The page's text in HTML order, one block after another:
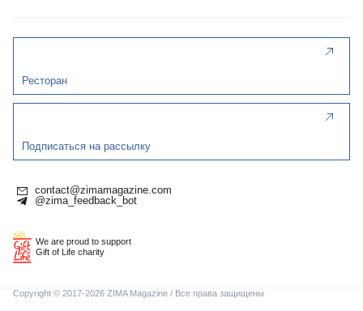
Ресторан
Подписаться на рассылку
contact@zimamagazine.com
@zima_feedback_bot
We are proud to support
Gift of Life charity
Copyright © 2017-2026 ZIMA Magazine / Все права защищены